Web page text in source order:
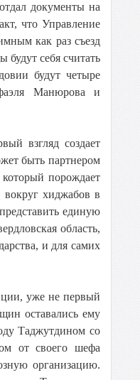
документы на
что Управление
как раз съезд
себя считать
будут четыре
Манюрова и
взгляд создает
быть партнером
порождает
вокруг хиджабов в
единую
область,
и для самих
уже не первый
оставались ему
Таджутдином со
от своего шефа
организацию.